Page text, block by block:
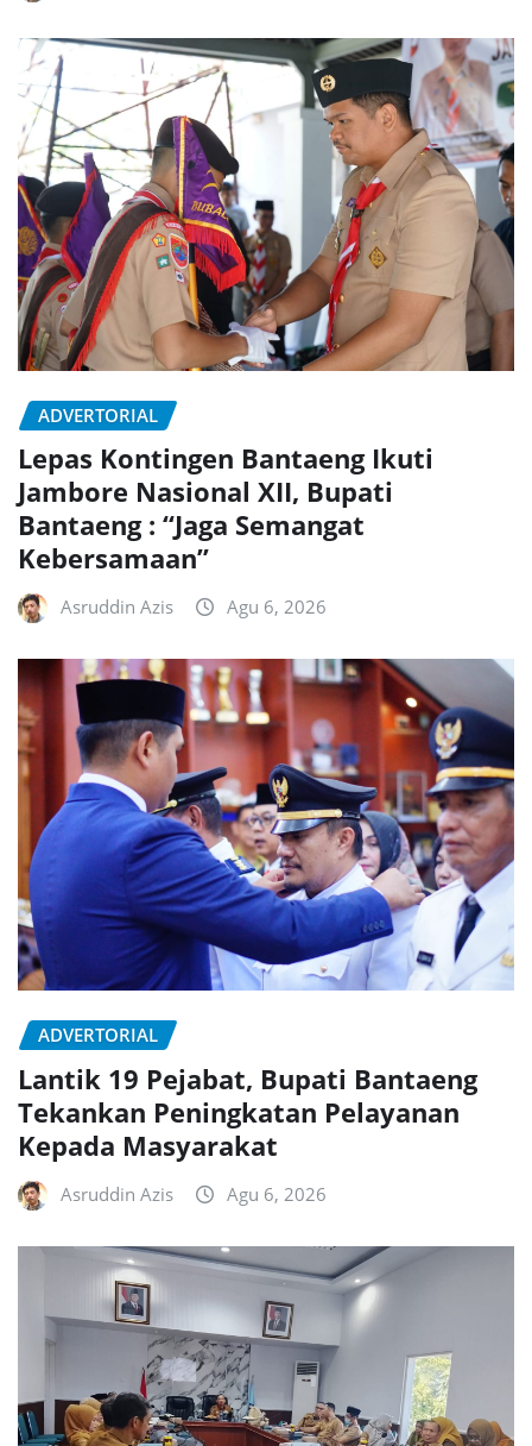
ADVERTORIAL
Lepas Kontingen Bantaeng Ikuti
Jambore Nasional XII, Bupati
Bantaeng : “Jaga Semangat
Kebersamaan”
Asruddin Azis Agu 6, 2026
ADVERTORIAL
Lantik 19 Pejabat, Bupati Bantaeng
Tekankan Peningkatan Pelayanan
Kepada Masyarakat
Asruddin Azis Agu 6, 2026